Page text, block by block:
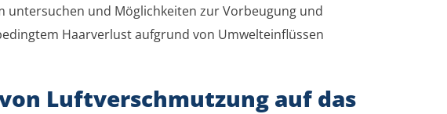
untersuchen und Möglichkeiten zur Vorbeugung und
Haarverlust aufgrund von Umwelteinflüssen
Luftverschmutzung auf das